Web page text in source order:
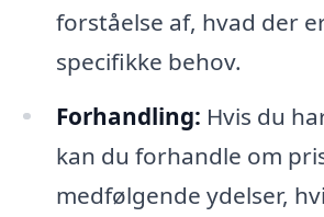
forståelse af, hvad der
specifikke behov.
Forhandling: Hvis du
kan du forhandle om
medfølgende ydelser,